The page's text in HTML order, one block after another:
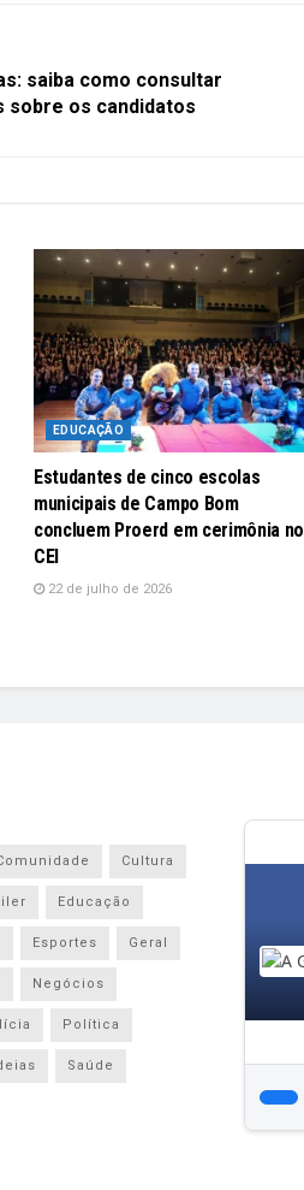
saiba como consultar
sobre os candidatos
EDUCAÇÃO
Estudantes de cinco escolas
municipais de Campo Bom
concluem Proerd em cerimônia no
CEI
22 de julho de 2026
Cultura
Educação
Esportes Geral
Negócios
Política
Saúde